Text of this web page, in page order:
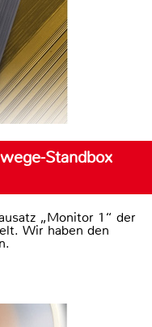
Standbox
„Monitor 1“ der
Wir haben den